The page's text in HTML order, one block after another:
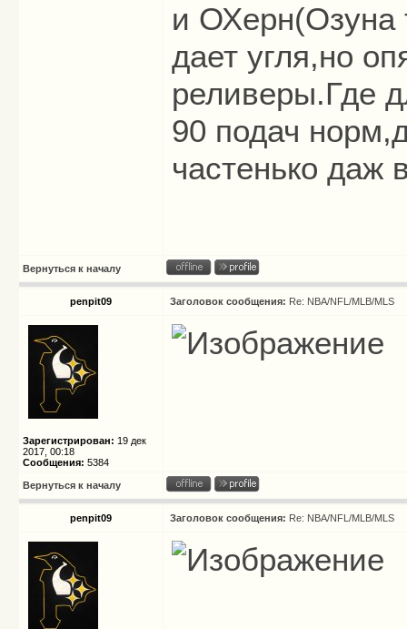
и ОХерн(Озуна
дает угля,но
реливеры.Где
90 подач
частенько даж
Вернуться к началу
penpit09 Заголовок сообщения: Re: NBA/NFL/MLB/MLS
Зарегистрирован: 19 дек
2017, 00:18
Сообщения: 5384
Вернуться к началу
penpit09 Заголовок сообщения: Re: NBA/NFL/MLB/MLS